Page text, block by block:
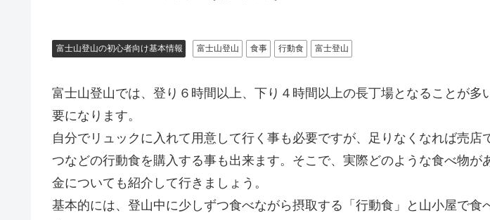
富士山登山の初心者向け基本情報 富士山登山 食事 行動食 富士登山
富士山登山では、登り６時間以上、下り４時間以上の長丁場となることが多
要になります。
自分でリュックに入れて用意して行く事も必要ですが、足りなくなれば売店
つなどの行動食を購入する事も出来ます。そこで、実際どのような食べ物が
金についても紹介して行きましょう。
基本的には、登山中に少しずつ食べながら摂取する「行動食」と山小屋で食